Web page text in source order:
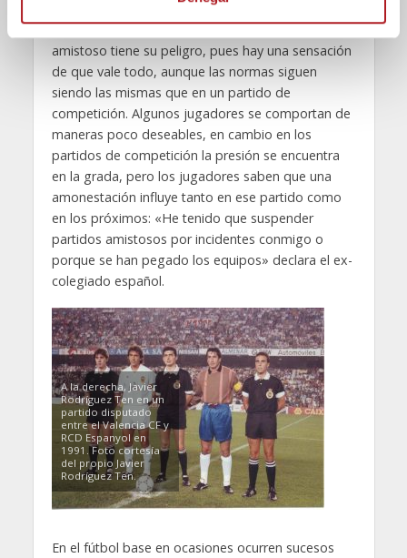
arbitrar un partido amistoso que un partido de
competición importante, ya que en el partido
amistoso tiene su peligro, pues hay una sensación
de que vale todo, aunque las normas siguen
siendo las mismas que en un partido de
competición. Algunos jugadores se comportan de
maneras poco deseables, en cambio en los
partidos de competición la presión se encuentra
en la grada, pero los jugadores saben que una
amonestación influye tanto en ese partido como
en los próximos: «He tenido que suspender
partidos amistosos por incidentes conmigo o
porque se han pegado los equipos» declara el ex-
colegiado español.
A la derecha, Javier
Rodríguez Ten en un
partido disputado
entre el Valencia CF y
RCD Espanyol en
1991. Foto cortesía
del propio Javier
Rodríguez Ten.
En el fútbol base en ocasiones ocurren sucesos